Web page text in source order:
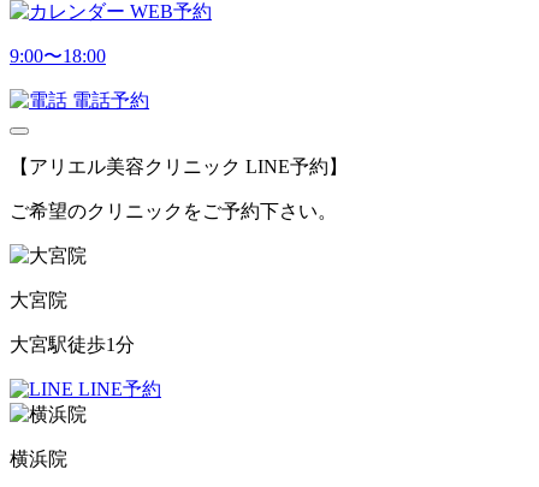
WEB予約
9:00〜18:00
電話予約
【アリエル美容クリニック LINE予約】
ご希望のクリニックをご予約下さい。
大宮院
大宮駅徒歩1分
LINE予約
横浜院